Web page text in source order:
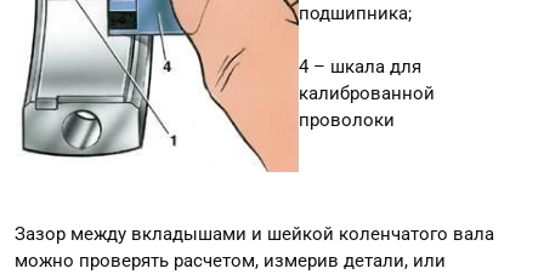
подшипника;
4 – шкала для
калиброванной
проволоки
Зазор между вкладышами и шейкой коленчатого вала
можно проверять расчетом, измерив детали, или